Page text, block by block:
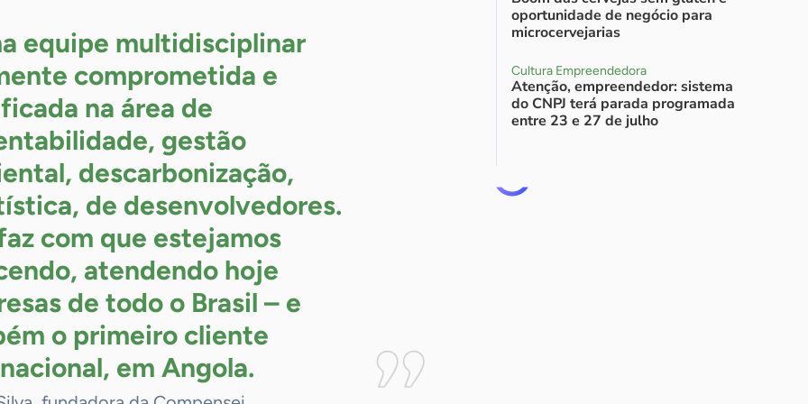
equipe multidisciplinar
comprometida e
na área de
gestão
descarbonização,
de desenvolvedores.
com que estejamos
atendendo hoje
de todo o Brasil – e
o primeiro cliente
em Angola.
oportunidade de negócio para
microcervejarias
Cultura Empreendedora
Atenção, empreendedor: sistema
do CNPJ terá parada programada
entre 23 e 27 de julho